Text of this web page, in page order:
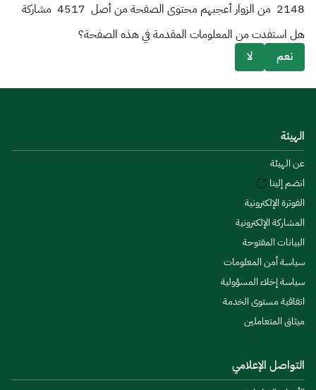
2148 من الزوار أعجبهم محتوى الصفحة من أصل 4517 مشاركة
هل استفدت من المعلومات المقدمة في هذه الصفحة؟
نعم
لا
الهيئة
عن الهيئة
انضم إلينا
الفوترة الإلكترونية
المشاركة الإلكترونية
البيانات المفتوحة
سياسة أمن المعلومات
سياسة إخلاء المسؤولية
اتفاقية مستوى الخدمة
ميثاق المتعاملين
التواصل الإعلامي